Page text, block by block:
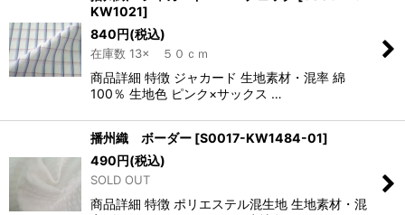
KW1021]
840円(税込)
在庫数 13× ５０ｃｍ
商品詳細 特徴 ジャカード 生地素材・混率 綿
100％ 生地色 ピンク×サックス …
播州織 ボーダー [S0017-KW1484-01]
490円(税込)
SOLD OUT
商品詳細 特徴 ポリエステル混生地 生地素材・混